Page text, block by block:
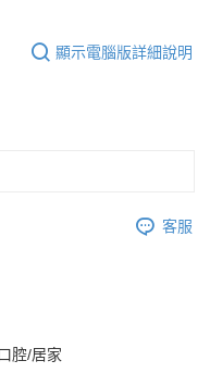
顯示電腦版詳細說明
客服
腔/居家